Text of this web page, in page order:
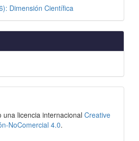
Dimensión Científica
una licencia internacional Creative
NoComercial 4.0.